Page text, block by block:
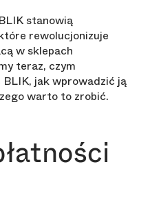
stanowią
rewolucjonizuje
w sklepach
teraz, czym
jak wprowadzić ją
warto to zrobić.